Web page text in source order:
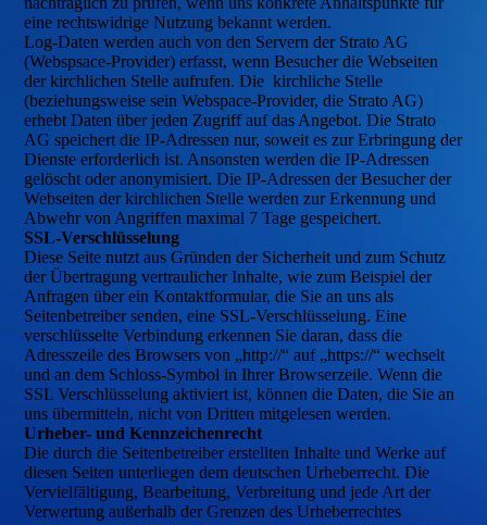
eine rechtswidrige Nutzung bekannt werden.
Log-Daten werdenauchvon den Servern der Strato AG
(Webspsace-Provider) erfasst, wenn Besucher die Webseiten
der kirchlichen Stelle aufrufen.Die kirchliche Stelle
(beziehungsweise sein Webspace-Provider, die Strato AG)
erhebt Daten über jeden Zugriff auf das Angebot.Die Strato
AG speichert die IP-Adressen nur, soweit es zur Erbringung der
Dienste erforderlich ist. Ansonsten werden die IP-Adressen
gelöscht oder anonymisiert. Die IP-Adressen der Besucher der
Webseiten der kirchlichen Stelle werden zur Erkennung und
Abwehr von Angriffen maximal 7 Tage gespeichert.
SSL-Verschlüsselung
Diese Seite nutzt aus Gründen der Sicherheit und zum Schutz
der Übertragung vertraulicher Inhalte, wie zum Beispiel der
Anfragen über ein Kontaktformular, die Sie an uns als
Seitenbetreiber senden, eine SSL-Verschlüsselung. Eine
verschlüsselte Verbindung erkennen Sie daran, dass die
Adresszeile des Browsers von „http://“ auf „https://“ wechselt
und an dem Schloss-Symbol in Ihrer Browserzeile. Wenn die
SSL Verschlüsselung aktiviert ist, können die Daten, die Sie an
uns übermitteln, nicht von Dritten mitgelesen werden.
Urheber- und Kennzeichenrecht
Die durch die Seitenbetreiber erstellten Inhalte und Werke auf
diesen Seiten unterliegen dem deutschen Urheberrecht. Die
Vervielfältigung, Bearbeitung, Verbreitung und jede Art der
Verwertung außerhalb der Grenzen des Urheberrechtes